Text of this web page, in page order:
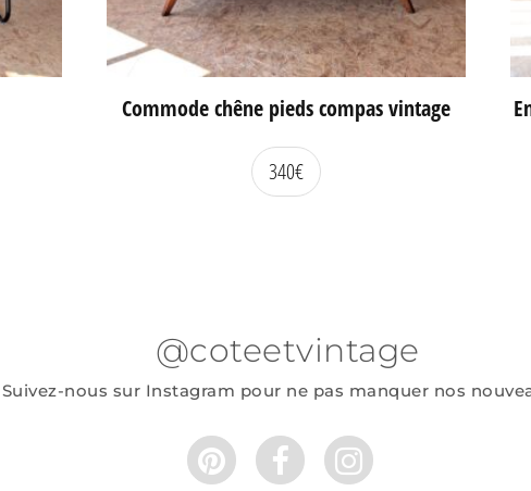
Commode chêne pieds compas vintage
340€
@coteetvintage
Suivez-nous sur Instagram pour ne pas manquer nos